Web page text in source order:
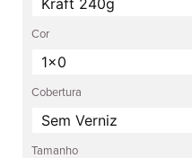
Cor
Cobertura
Tamanho